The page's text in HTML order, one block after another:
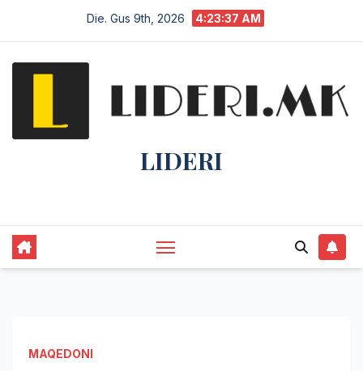
Die. Gus 9th, 2026 4:23:38 AM
LIDERI
MAQEDONI